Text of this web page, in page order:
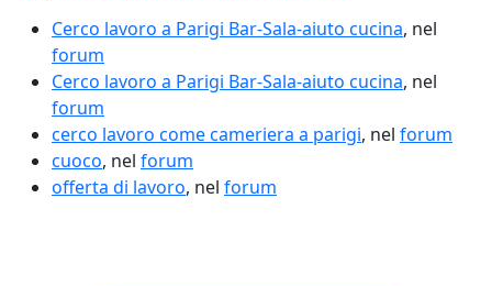
Cerco lavoro a Parigi Bar-Sala-aiuto cucina, nel
forum
Cerco lavoro a Parigi Bar-Sala-aiuto cucina, nel
forum
cerco lavoro come cameriera a parigi, nel forum
cuoco, nel forum
offerta di lavoro, nel forum